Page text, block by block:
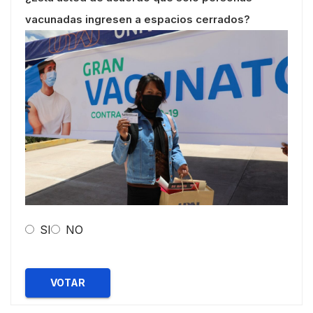
vacunadas ingresen a espacios cerrados?
SI NO
VOTAR